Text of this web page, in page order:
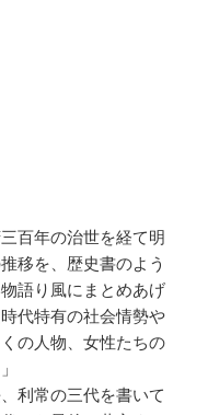
百年の治世を経て明
移を、歴史書のよう
語り風にまとめあげ
代特有の社会情勢や
の人物、女性たちの
利常の三代を書いて